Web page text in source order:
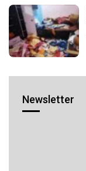
Newsletter